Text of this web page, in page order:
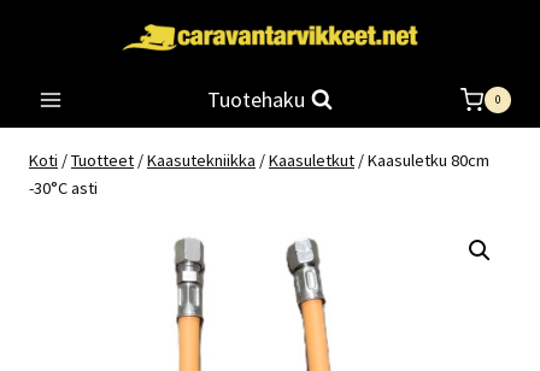
Tuotehaku 0
Koti /Tuotteet /Kaasutekniikka /Kaasuletkut /Kaasuletku 80cm
-30°C asti